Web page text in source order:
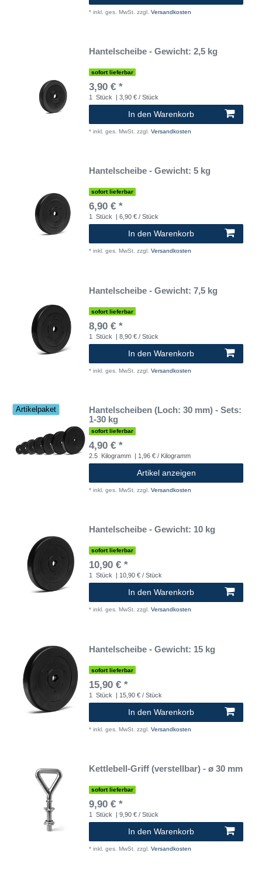
* inkl. ges. MwSt. zzgl. Versandkosten
Hantelscheibe - Gewicht: 2,5 kg
sofort lieferbar
3,90 € *
1 Stück | 3,90 € / Stück
In den Warenkorb
* inkl. ges. MwSt. zzgl. Versandkosten
Hantelscheibe - Gewicht: 5 kg
sofort lieferbar
6,90 € *
1 Stück | 6,90 € / Stück
In den Warenkorb
* inkl. ges. MwSt. zzgl. Versandkosten
Hantelscheibe - Gewicht: 7,5 kg
sofort lieferbar
8,90 € *
1 Stück | 8,90 € / Stück
In den Warenkorb
* inkl. ges. MwSt. zzgl. Versandkosten
Artikelpaket
Hantelscheiben (Loch: 30 mm) - Sets:
1-30 kg
sofort lieferbar
4,90 € *
2.5 Kilogramm | 1,96 € / Kilogramm
Artikel anzeigen
* inkl. ges. MwSt. zzgl. Versandkosten
Hantelscheibe - Gewicht: 10 kg
sofort lieferbar
10,90 € *
1 Stück | 10,90 € / Stück
In den Warenkorb
* inkl. ges. MwSt. zzgl. Versandkosten
Hantelscheibe - Gewicht: 15 kg
sofort lieferbar
15,90 € *
1 Stück | 15,90 € / Stück
In den Warenkorb
* inkl. ges. MwSt. zzgl. Versandkosten
Kettlebell-Griff (verstellbar) - ø 30 mm
sofort lieferbar
9,90 € *
1 Stück | 9,90 € / Stück
In den Warenkorb
* inkl. ges. MwSt. zzgl. Versandkosten